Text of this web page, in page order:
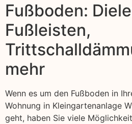
Fußboden:
Fußleisten,
mehr
Wenn es um den Fußboden in
Wohnung in Kleingartenanlage
geht, haben Sie viele